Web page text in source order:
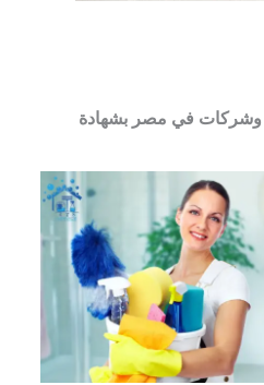
وشركات في مصر بشهادة